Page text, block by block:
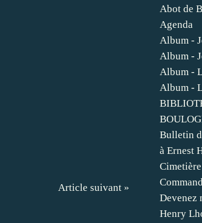
Article suivant »
Abot de
Agenda
Album -
Album -
Album -
Album -
Bulletin
à Ernest
Devenez
Henry